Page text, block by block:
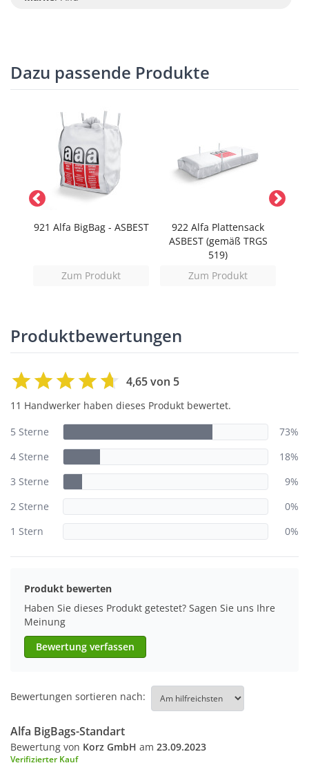
Dazu passende Produkte
921 Alfa BigBag - ASBEST
Zum Produkt
922 Alfa Plattensack
ASBEST (gemäß TRGS
519)
Zum Produkt
Produktbewertungen
4,65 von 5
11 Handwerker haben dieses Produkt bewertet.
5 Sterne
73%
4 Sterne
18%
3 Sterne
9%
2 Sterne
0%
1 Stern
0%
Produkt bewerten
Haben Sie dieses Produkt getestet? Sagen Sie uns Ihre
Meinung
Bewertung verfassen
Bewertungen sortieren nach:
Alfa BigBags-Standart
Bewertung von Korz GmbH am 23.09.2023
Verifizierter Kauf